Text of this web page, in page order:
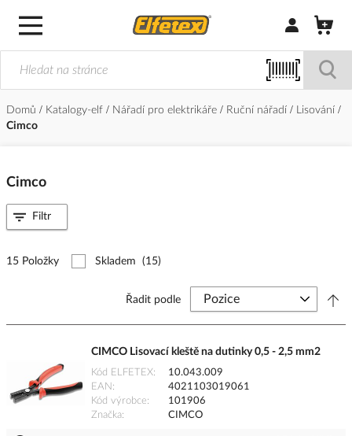
Přihlásit/
Domů Katalogy-elf Nářadí pro elektrikáře Ruční nářadí
Lisování
Cimco
Cimco
15 Položky Skladem (15)
Řadit podle
CIMCO Lisovací kleště na dutinky 0,5 - 2,5 mm2
Kód ELFETEX
10.043.009
EAN
4021103019061
Kód výrobce
101906
Značka
CIMCO
Filtr